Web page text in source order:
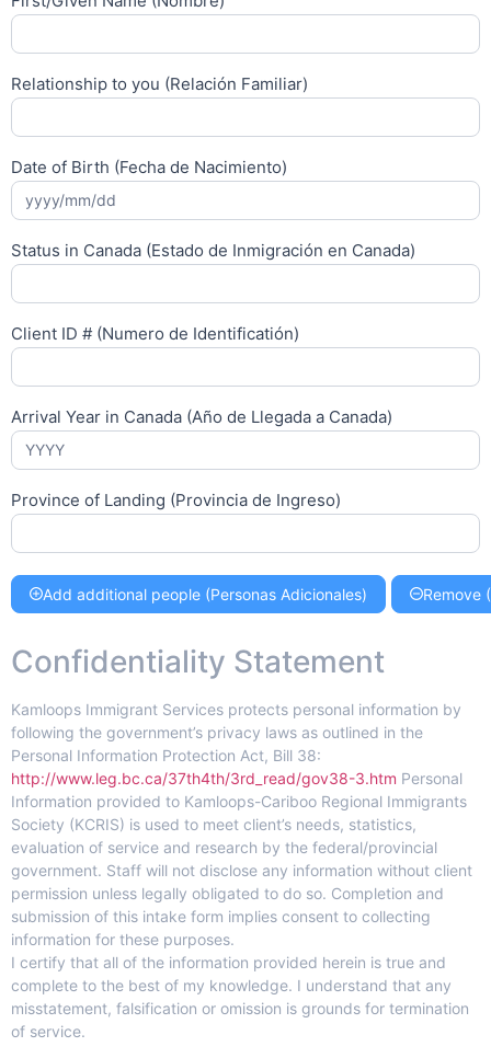
Relationship to you (Relación Familiar)
Date of Birth (Fecha de Nacimiento)
Status in Canada (Estado de Inmigración en Canada)
Client ID # (Numero de Identificatión)
Arrival Year in Canada (Año de Llegada a Canada)
Province of Landing (Provincia de Ingreso)
Add additional people (Personas Adicionales) Remove
Confidentiality Statement
Kamloops Immigrant Services protects personal information by
following the government’s privacy laws as outlined in the
Personal Information Protection Act, Bill 38:
http://www.leg.bc.ca/37th4th/3rd_read/gov38-3.htm Personal
Information provided to Kamloops-Cariboo Regional Immigrants
Society (KCRIS) is used to meet client’s needs, statistics,
evaluation of service and research by the federal/provincial
government. Staff will not disclose any information without client
permission unless legally obligated to do so. Completion and
submission of this intake form implies consent to collecting
information for these purposes.
I certify that all of the information provided herein is true and
complete to the best of my knowledge. I understand that any
misstatement, falsification or omission is grounds for termination
of service.